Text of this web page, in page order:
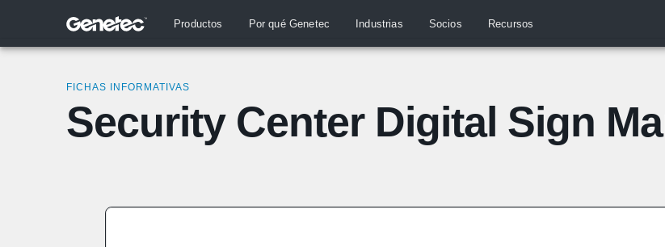
Productos Por qué Genetec Industrias Socios Recursos
FICHAS INFORMATIVAS
Security Center Digital Sign